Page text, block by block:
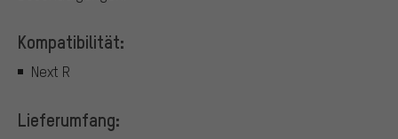
Kompatibilität:
Next R
Lieferumfang: